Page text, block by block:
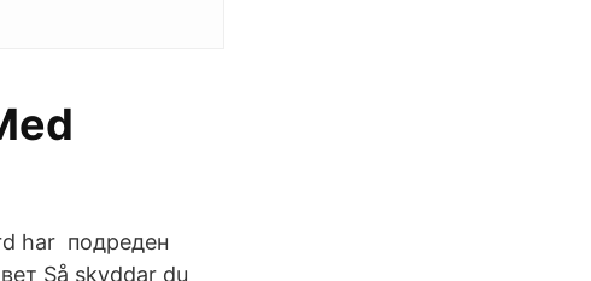
har подреден
Så skyddar du